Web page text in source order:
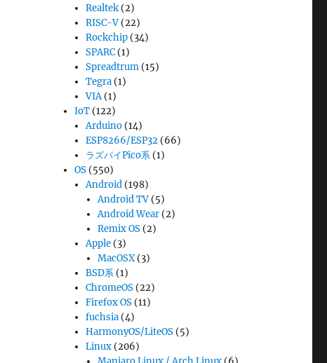
Realtek (2)
RISC-V (22)
Rockchip (34)
SPARC (1)
Spreadtrum (15)
Tegra (1)
VIA(1)
IoT (122)
Arduino (14)
ESP8266/ESP32 (66)
ラズパイPico系 (1)
OS (550)
Android (198)
Android TV(5)
Android Wear(2)
Remix OS(2)
Apple (3)
MacOSX(3)
BSD系 (1)
ChromeOS (22)
Firefox OS (11)
fuchsia (4)
HarmonyOS/LiteOS (5)
Linux (206)